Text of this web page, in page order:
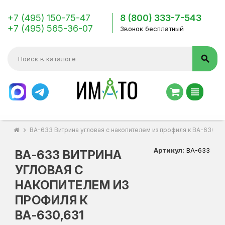
+7 (495) 150-75-47
+7 (495) 565-36-07
8 (800) 333-7-543
Звонок бесплатный
search
view_headline
chevron_right ВА-633 Витрина угловая с накопителем из профиля к ВА-
ВА-633 ВИТРИНА
УГЛОВАЯ С
НАКОПИТЕЛЕМ ИЗ
ПРОФИЛЯ К
ВА-630,631
Артикул: ВА-633